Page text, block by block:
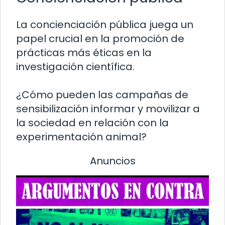
La concienciación pública juega un
papel crucial en la promoción de
prácticas más éticas en la
investigación científica.
¿Cómo pueden las campañas de
sensibilización informar y movilizar a
la sociedad en relación con la
experimentación animal?
Anuncios